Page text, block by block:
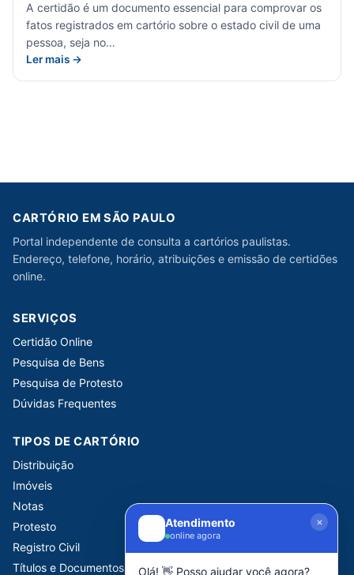
A certidão é um documento essencial para comprovar os
fatos registrados em cartório sobre o estado civil de uma
pessoa, seja no…
Ler mais →
CARTÓRIO EM SÃO PAULO
Portal independente de consulta a cartórios paulistas.
Endereço, telefone, horário, atribuições e emissão de certidões
online.
SERVIÇOS
Certidão Online
Pesquisa de Bens
Pesquisa de Protesto
Dúvidas Frequentes
TIPOS DE CARTÓRIO
Distribuição
Imóveis
Notas
Protesto
Registro Civil
Títulos e Documentos
Atendimento
online agora
Olá! 👋 Posso ajudar você agora?